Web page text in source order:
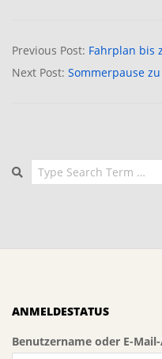
Previous Post: Fahrplan bis
Next Post: Sommerpause
Search
ANMELDESTATUS
Benutzername oder E-